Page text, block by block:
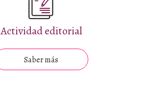
Actividad editorial
Saber más